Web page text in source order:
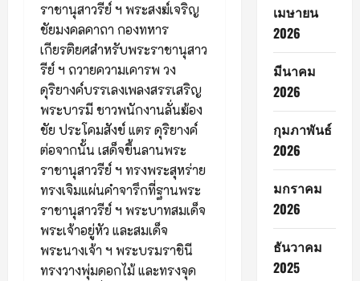
ราชานุสาวรีย์ ฯ พระสงฆ์เจริญ
ชัยมงคลคาถา กองทหาร
เกียรติยศสำหรับพระราชานุสาว
รีย์ ฯ ถวายความเคารพ วง
ดุริยางค์บรรเลงเพลงสรรเสริญ
พระบารมี ชาวพนักงานลั่นฆ้อง
ชัย ประโคมสังข์ แตร ดุริยางค์
ต่อจากนั้น เสด็จขึ้นลานพระ
ราชานุสาวรีย์ ฯ ทรงพระสุหร่าย
ทรงเจิมแผ่นคำจารึกที่ฐานพระ
ราชานุสาวรีย์ ฯ พระบาทสมเด็จ
พระเจ้าอยู่หัว และสมเด็จ
พระนางเจ้า ฯ พระบรมราชินี
ทรงวางพุ่มดอกไม้ และทรงจุด
เมษายน
2026
มีนาคม
2026
กุมภาพันธ์
2026
มกราคม
2026
ธันวาคม
2025